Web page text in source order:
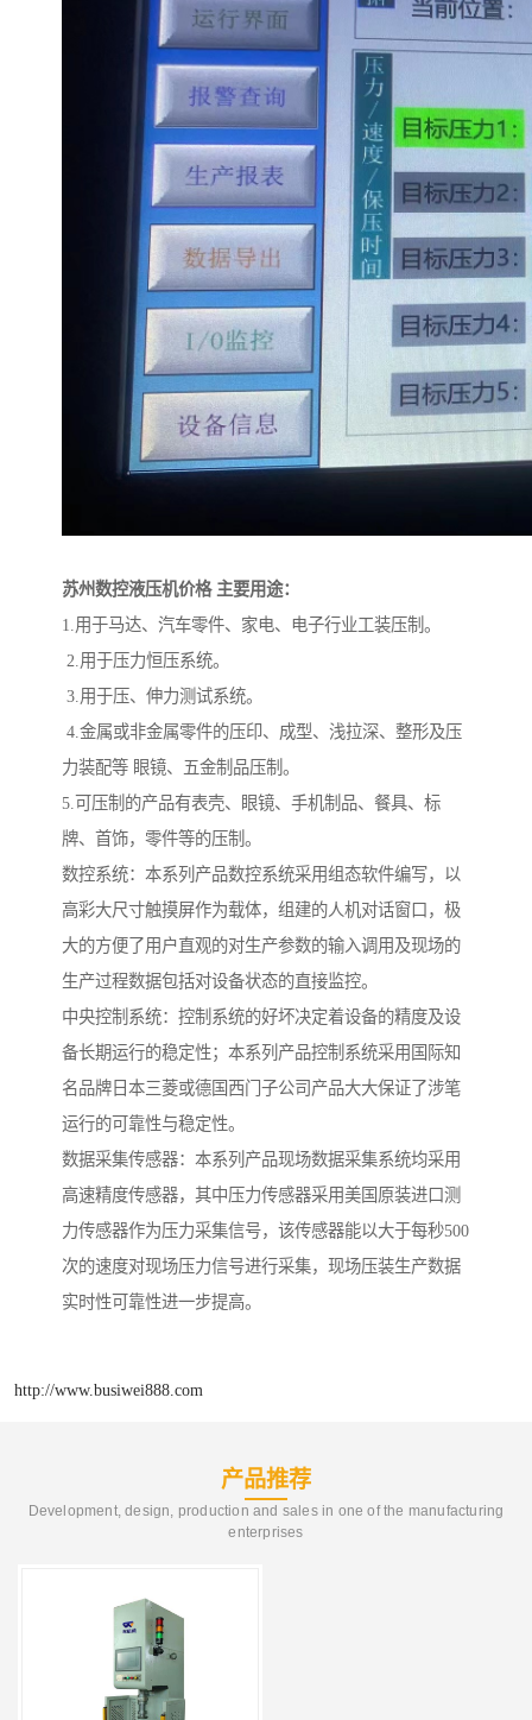
苏州数控液压机价格 主要用途：
1. 用于马达、汽车零件、家电、电子行业工装压制。
2. 用于压力恒压系统。
3. 用于压、伸力测试系统。
4. 金属或非金属零件的压印、成型、浅拉深、整形及压
力装配等 眼镜、五金制品压制。
5. 可压制的产品有表壳、眼镜、手机制品、餐具、标
牌、首饰，零件等的压制。
数控系统：本系列产品数控系统采用组态软件编写，以
高彩大尺寸触摸屏作为载体，组建的人机对话窗口，极
大的方便了用户直观的对生产参数的输入调用及现场的
生产过程数据包括对设备状态的直接监控。
中央控制系统：控制系统的好坏决定着设备的精度及设
备长期运行的稳定性；本系列产品控制系统采用国际知
名品牌日本三菱或德国西门子公司产品大大保证了涉笔
运行的可靠性与稳定性。
数据采集传感器：本系列产品现场数据采集系统均采用
高速精度传感器，其中压力传感器采用美国原装进口测
力传感器作为压力采集信号，该传感器能以大于每秒500
次的速度对现场压力信号进行采集，现场压装生产数据
实时性可靠性进一步提高。
http://www.busiwei888.com
产品推荐
Development, design, production and sales in one of the manufacturing
enterprises